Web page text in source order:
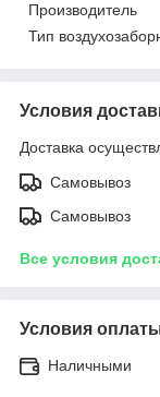
Производитель
Тип
Условия
Доставка
Самовывоз
Самовывоз
Все условия
Условия
Наличными